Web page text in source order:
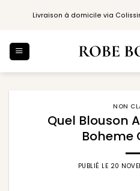
Livraison à domicile via
NON
Quel Blouson
Boheme
PUBLIÉ LE 20